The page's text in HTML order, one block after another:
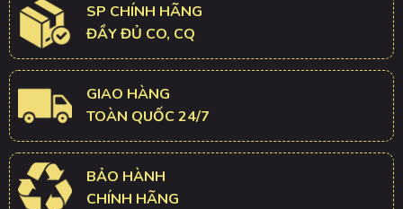
SP CHÍNH HÃNG
ĐẦY ĐỦ CO, CQ
GIAO HÀNG
TOÀN QUỐC 24/7
BẢO HÀNH
CHÍNH HÃNG